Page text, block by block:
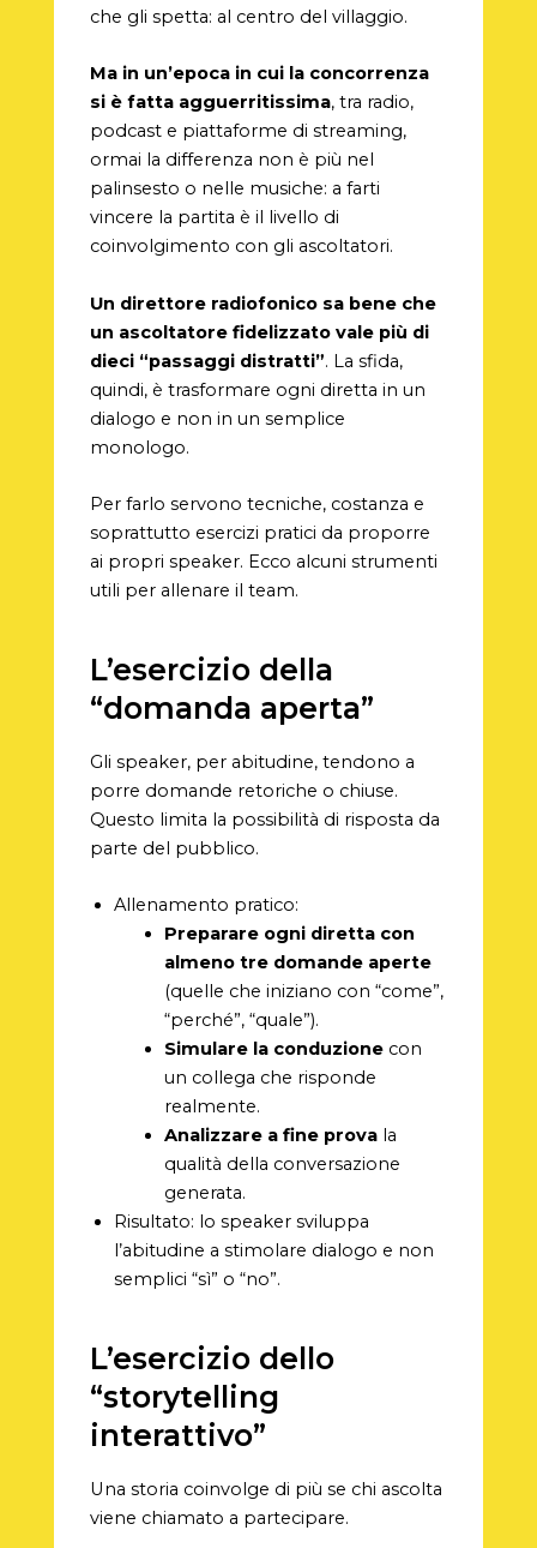
che gli spetta: al centro del villaggio.
Ma in un’epoca in cui la concorrenza
si è fatta agguerritissima, tra radio,
podcast e piattaforme di streaming,
ormai la differenza non è più nel
palinsesto o nelle musiche: a farti
vincere la partita è il livello di
coinvolgimento con gli ascoltatori.
Un direttore radiofonico sa bene che
un ascoltatore fidelizzato vale più di
dieci “passaggi distratti”. La sfida,
quindi, è trasformare ogni diretta in un
dialogo e non in un semplice
monologo.
Per farlo servono tecniche, costanza e
soprattutto esercizi pratici da proporre
ai propri speaker. Ecco alcuni strumenti
utili per allenare il team.
L’esercizio della
“domanda aperta”
Gli speaker, per abitudine, tendono a
porre domande retoriche o chiuse.
Questo limita la possibilità di risposta da
parte del pubblico.
Allenamento pratico:
Preparare ogni diretta con
almeno tre domande aperte
(quelle che iniziano con “come”,
“perché”, “quale”).
Simulare la conduzione con
un collega che risponde
realmente.
Analizzare a fine prova la
qualità della conversazione
generata.
Risultato: lo speaker sviluppa
l’abitudine a stimolare dialogo e non
semplici “sì” o “no”.
L’esercizio dello
“storytelling
interattivo”
Una storia coinvolge di più se chi ascolta
viene chiamato a partecipare.